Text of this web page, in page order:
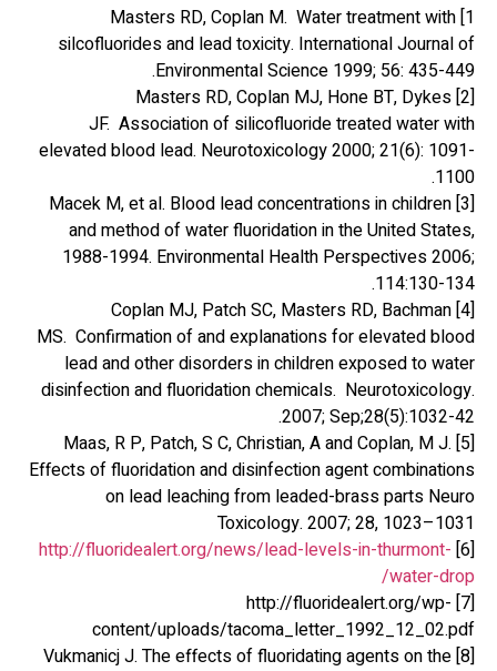
1] Masters RD, Coplan M. Water treatment with
silcofluorides and lead toxicity. International Journal of
Environmental Science 1999; 56: 435-449.
[2] Masters RD, Coplan MJ, Hone BT, Dykes
JF. Association of silicofluoride treated water with
elevated blood lead. Neurotoxicology 2000; 21(6): 1091-
1100.
[3] Macek M, et al. Blood lead concentrations in children
and method of water fluoridation in the United States,
1988-1994. Environmental Health Perspectives 2006;
114:130-134.
[4] Coplan MJ, Patch SC, Masters RD, Bachman
MS. Confirmation of and explanations for elevated blood
lead and other disorders in children exposed to water
disinfection and fluoridation chemicals. Neurotoxicology.
2007; Sep;28(5):1032-42.
[5] Maas, R P, Patch, S C, Christian, A and Coplan, M J.
Effects of fluoridation and disinfection agent combinations
on lead leaching from leaded-brass parts Neuro
Toxicology. 2007; 28, 1023–1031
http://fluoridealert.org/news/lead-levels-in-thurmont-
water-drop/
[7] http://fluoridealert.org/wp-
content/uploads/tacoma_letter_1992_12_02.pdf
[8] Vukmanicj J. The effects of fluoridating agents on the